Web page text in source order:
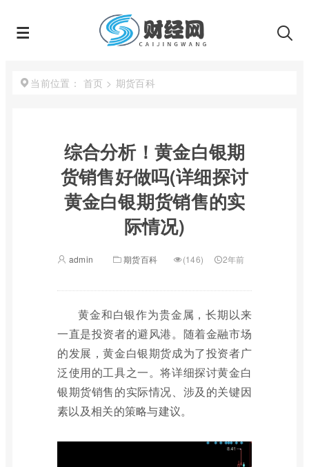
当前位置： 首页 > 期货百科
综合分析！黄金白银期
货销售好做吗(详细探讨
黄金白银期货销售的实
际情况)
admin 期货百科 (146) 2年前
黄金和白银作为贵金属，长期以来
一直是投资者的避风港。随着金融市场
的发展，黄金白银期货成为了投资者广
泛使用的工具之一。将详细探讨黄金白
银期货销售的实际情况、涉及的关键因
素以及相关的策略与建议。